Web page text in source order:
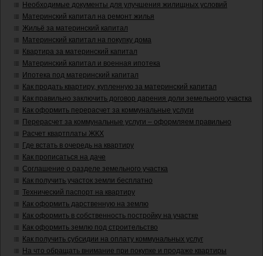
Необходимые документы для улучшения жилищных условий
Материнский капитал на ремонт жилья
Жильё за материнский капитал
Материнский капитал на покупку дома
Квартира за материнский капитал
Материнский капитал и военная ипотека
Ипотека под материнский капитал
Как продать квартиру, купленную за материнский капитал
Как правильно заключить договор дарения доли земельного участка
Как оформить перерасчет за коммунальные услуги
Перерасчет за коммунальные услуги – оформляем правильно
Расчет квартплаты ЖКХ
Где встать в очередь на квартиру
Как прописаться на даче
Соглашение о разделе земельного участка
Как получить участок земли бесплатно
Технический паспорт на квартиру
Как оформить дарственную на землю
Как оформить в собственность постройку на участке
Как оформить землю под строительство
Как получить субсидии на оплату коммунальных услуг
На что обращать внимание при покупке и продаже квартиры